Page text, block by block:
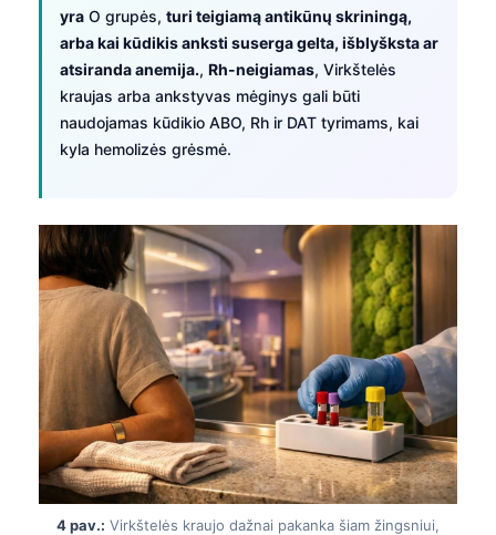
yra O grupės, turi teigiamą antikūnų skriningą,
arba kai kūdikis anksti suserga gelta, išblyšksta ar
atsiranda anemija., Rh-neigiamas, Virkštelės
kraujas arba ankstyvas mėginys gali būti
naudojamas kūdikio ABO, Rh ir DAT tyrimams, kai
kyla hemolizės grėsmė.
4 pav.: Virkštelės kraujo dažnai pakanka šiam žingsniui,